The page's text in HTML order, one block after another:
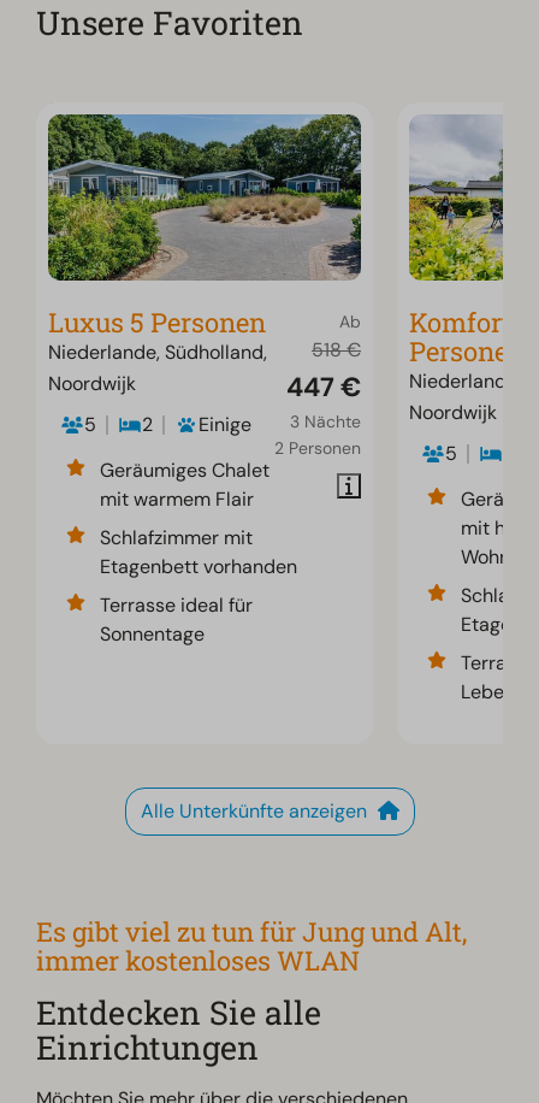
Unsere Favoriten
Ab
518 €
447 €
3 Nächte
2 Personen
Luxus 5 Personen
Niederlande, Südholland,
Noordwijk
5
2
Einige
Geräumiges Chalet
mit warmem Flair
Schlafzimmer mit
Etagenbett vorhanden
Terrasse ideal für
Sonnentage
Komfort 5
Personen
Niederlande,
Noordwijk
5
mit
Leben
Alle Unterkünfte anzeigen
Es gibt viel zu tun für Jung und Alt,
immer kostenloses WLAN
Entdecken Sie alle
Einrichtungen